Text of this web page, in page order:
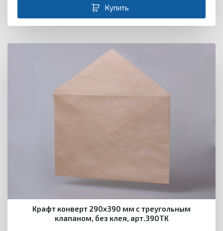
Купить
Крафт конверт 290х390 мм с треугольным
клапаном, без клея, арт.390ТК